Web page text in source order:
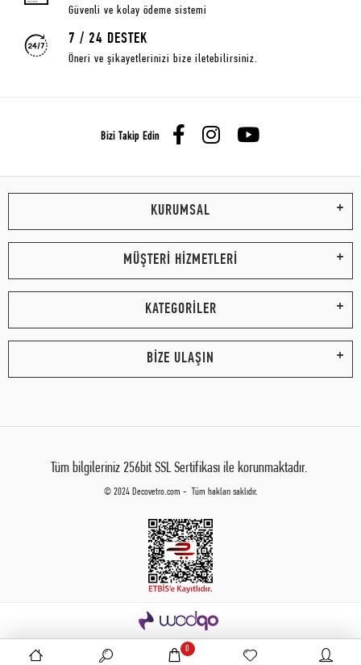
Güvenli ve kolay ödeme sistemi
7 / 24 DESTEK
Öneri ve şikayetlerinizi bize iletebilirsiniz.
Bizi Takip Edin
KURUMSAL
MÜŞTERİ HİZMETLERİ
KATEGORİLER
BİZE ULAŞIN
Tüm bilgileriniz 256bit SSL Sertifikası ile korunmaktadır.
© 2024 Decovetro.com - Tüm hakları saklıdır.
0